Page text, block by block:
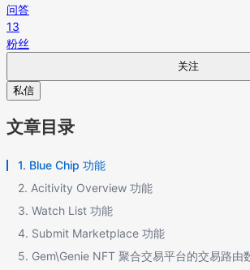
问答
13
粉丝
关注
私信
文章目录
1. Blue Chip 功能
2. Acitivity Overview 功能
3. Watch List 功能
4. Submit Marketplace 功能
5. Gem\Genie NFT 聚合交易平台的交易路由